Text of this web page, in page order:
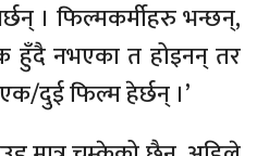
। फिल्मकर्मीहरु भन्छन्,
हुँदै नभएका त होइनन् तर
दुई फिल्म हेर्छन् ।’